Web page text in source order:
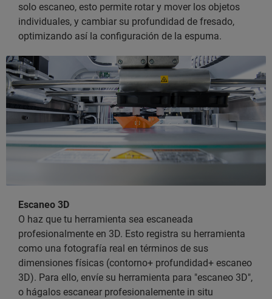
solo escaneo, esto permite rotar y mover los objetos
individuales, y cambiar su profundidad de fresado,
optimizando así la configuración de la espuma.
Escaneo 3D
O haz que tu herramienta sea escaneada
profesionalmente en 3D. Esto registra su herramienta
como una fotografía real en términos de sus
dimensiones físicas (contorno+ profundidad+ escaneo
3D). Para ello, envíe su herramienta para "escaneo 3D",
o hágalos escanear profesionalemente in situ